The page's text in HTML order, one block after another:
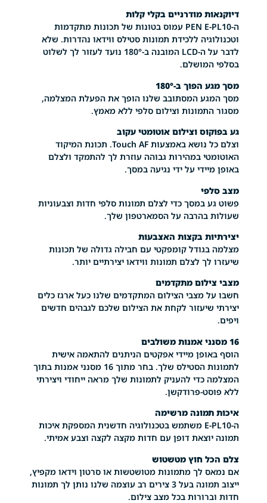
מודרניים בקלי קלות
ה-PEN E-PL10 עמוס בטונות של תכונות מתקדמות
וטכנולוגיה ללכידת תמונות סטילס ווידאו נהדרות. שלא
לדבר על ה-LCD המובנה ב-180° נועד לעזור לך לשלוט
ב-180°
מסך המגע המסתובב שלנו הופך את הפעלת המצלמה,
וצילום סלפי ללא מאמץ.
וצילום אוטומטי עקוב
וצלם כל נושא באמצעות Touch AF. תכונת המיקוד
האוטומטי במהירות גבוהה עוזרת לך להתמקד ולצלם
על ידי נגיעה במסך.
פשוט גע במסך כדי לצלם תמונות סלפי חדות וצבעוניות
בהרבה על הסמארטפון שלך.
בקצות האצבעות
מצלמה בגודל קומפקטי עם חבילה גדולה של תכונות
לצלם תמונות ווידאו יצירתיים יותר.
מתקדמים
חשבו על מצבי הצילום המתקדמים שלנו כעל ארגז כלים
הוסף באופן מיידי אפקטים הניתנים להתאמה אישית
לתמונות הסטילס שלך. בחר מתוך 16 מסנני אמנות בתוך
המצלמה כדי להעניק לתמונות שלך מראה ייחודי ויצירתי
פרודקשן.
מרשימה
ה-E-PL10 משתמש בטכנולוגיה חדשנית המספקת איכות
דופן עם חדות מקצה לקצה וצבע אמיתי.
חוץ מטשטוש
אם נמאס לך מתמונות מטושטשות או סרטון וידאו מקפיץ,
ייצוב תמונה בעל 3 צירים רב עוצמה שלנו נותן לך תמונות
בכל מצב צילום.